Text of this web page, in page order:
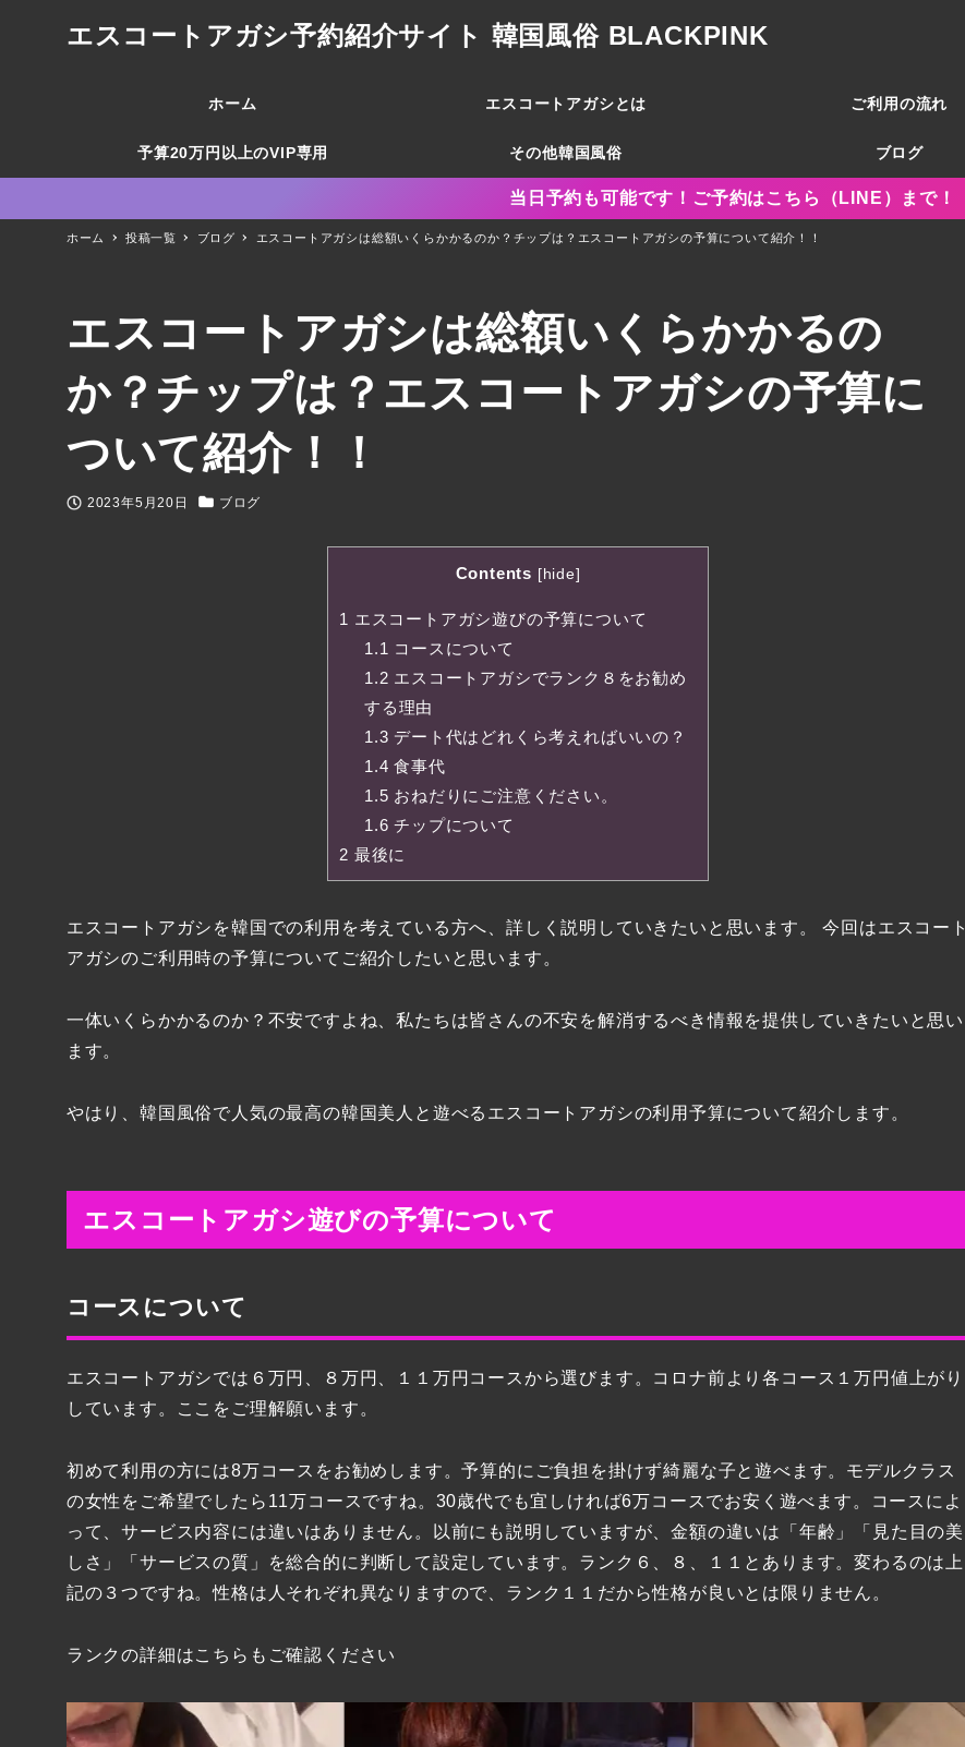
エスコートアガシ予約紹介サイト 韓国風俗 BLACKPINK
ホーム エスコートアガシとは ご利用の流れ
予算20万円以上のVIP専用 その他韓国風俗 ブログ
当日予約も可能です！ご予約はこちら（LINE）まで！
ホーム 投稿一覧 ブログ エスコートアガシは総額いくらかかるのか？チップは？エスコートアガシの予算について紹介！！
エスコートアガシは総額いくらかかるの
か？チップは？エスコートアガシの予算に
ついて紹介！！
投稿日
2023年5月20日
カテゴリー
ブログ
Contents [ hide]
1 エスコートアガシ遊びの予算について
1.1 コースについて
1.2 エスコートアガシでランク８をお勧め
する理由
1.3 デート代はどれくら考えればいいの？
1.4 食事代
1.5 おねだりにご注意ください。
1.6 チップについて
2 最後に
エスコートアガシを韓国での利用を考えている方へ、詳しく説明していきたいと思います。 今回はエスコート
アガシのご利用時の予算についてご紹介したいと思います。
一体いくらかかるのか？不安ですよね、私たちは皆さんの不安を解消するべき情報を提供していきたいと思い
ます。
やはり、韓国風俗で人気の最高の韓国美人と遊べるエスコートアガシの利用予算について紹介します。
エスコートアガシ遊びの予算について
コースについて
エスコートアガシでは６万円、８万円、１１万円コースから選びます。コロナ前より各コース１万円値上がり
しています。ここをご理解願います。
初めて利用の方には8万コースをお勧めします。予算的にご負担を掛けず綺麗な子と遊べます。モデルクラス
の女性をご希望でしたら11万コースですね。30歳代でも宜しければ6万コースでお安く遊べます。コースによ
って、サービス内容には違いはありません。以前にも説明していますが、金額の違いは「年齢」「見た目の美
しさ」「サービスの質」を総合的に判断して設定しています。ランク６、８、１１とあります。変わるのは上
記の３つですね。性格は人それぞれ異なりますので、ランク１１だから性格が良いとは限りません。
ランクの詳細はこちらもご確認ください